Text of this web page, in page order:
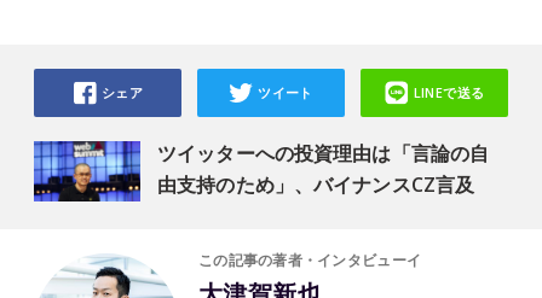
ツイッターへの投資理由は「言論の自
由支持のため」、バイナンスCZ言及
シェア ツイート LINEで送る
この記事の著者・インタビューイ